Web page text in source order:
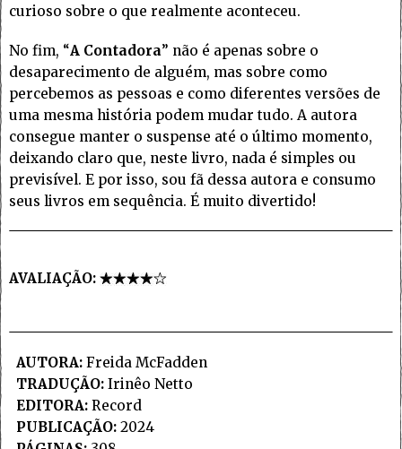
curioso sobre o que realmente aconteceu.
No fim, “A Contadora” não é apenas sobre o
desaparecimento de alguém, mas sobre como
percebemos as pessoas e como diferentes versões de
uma mesma história podem mudar tudo. A autora
consegue manter o suspense até o último momento,
deixando claro que, neste livro, nada é simples ou
previsível. E por isso, sou fã dessa autora e consumo
seus livros em sequência. É muito divertido!
AVALIAÇÃO:
AUTORA:Freida McFadden
TRADUÇÃO:Irinêo Netto
EDITORA:Record
PUBLICAÇÃO:2024